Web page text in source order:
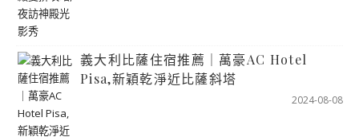
義大利比薩住宿推薦｜萬豪AC Hotel
Pisa,新穎乾淨近比薩斜塔
2024-08-08